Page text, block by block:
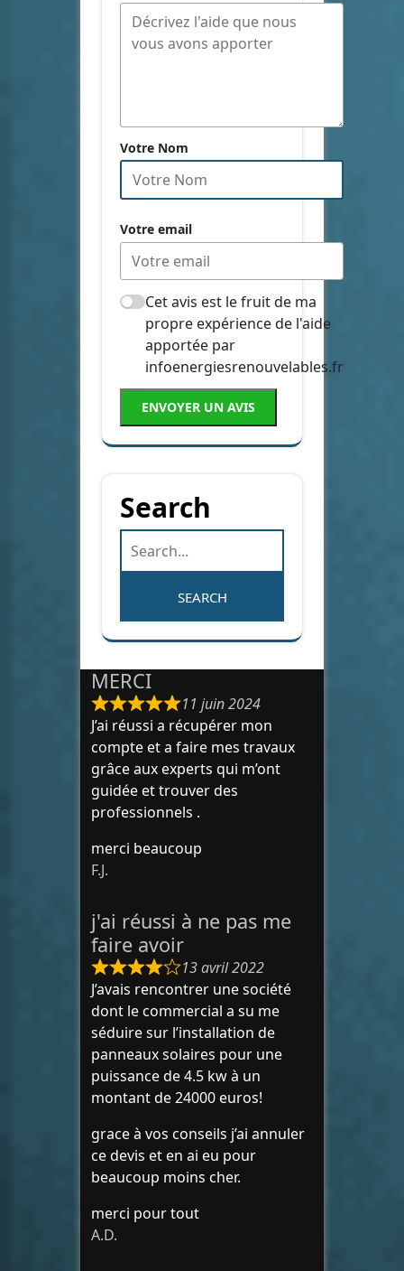
Votre Nom
Votre email
Cet avis est le fruit de ma
propre expérience de l'aide
apportée par
infoenergiesrenouvelables.fr
ENVOYER UN AVIS
Search
MERCI
11 juin 2024
J’ai réussi a récupérer mon
compte et a faire mes travaux
grâce aux experts qui m’ont
guidée et trouver des
professionnels .
merci beaucoup
F.J.
j'ai réussi à ne pas me
faire avoir
13 avril 2022
J’avais rencontrer une société
dont le commercial a su me
séduire sur l’installation de
panneaux solaires pour une
puissance de 4.5 kw à un
montant de 24000 euros!
grace à vos conseils j’ai annuler
ce devis et en ai eu pour
beaucoup moins cher.
merci pour tout
A.D.